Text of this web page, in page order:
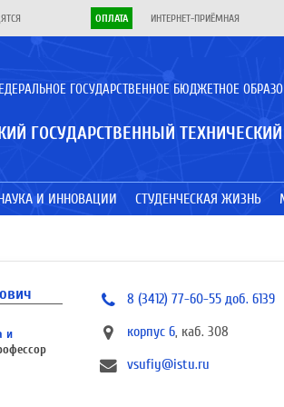
ОПЛАТА ИНТЕРНЕТ-ПРИЁМНАЯ
ГОСУДАРСТВЕННОЕ БЮДЖЕТНОЕ
ГОСУДАРСТВЕННЫЙ
И ИННОВАЦИИ СТУДЕНЧЕСКАЯ ЖИЗНЬ
и
8 (3412) 77-60-55 доб. 6139
корпус 6, каб. 308
vsufiy@istu.ru